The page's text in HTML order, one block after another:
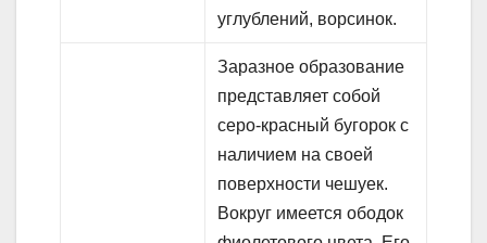
углублений, ворсинок.
Заразное образование
представляет собой
серо-красный бугорок с
наличием на своей
поверхности чешуек.
Вокруг имеется ободок